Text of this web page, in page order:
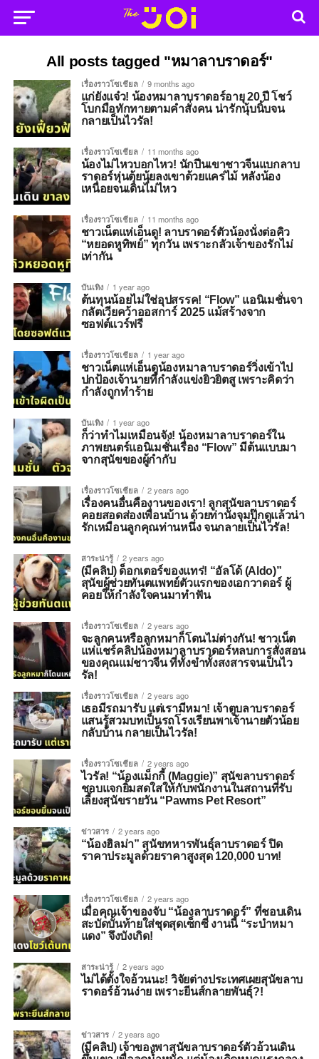
All posts tagged "หมาลาบราดอร์"
เรื่องราวโซเชียล 9 months ago
แก่ยังแจ๋ว! น้องหมาลาบราดอร์อายุ 20 ปี โชว์
โบกมือทักทายตามคำสั่งคน น่ารักนุ้บนิ้บจน
กลายเป็นไวรัล!
เรื่องราวโซเชียล 11 months ago
น้องไม่ไหวบอกไหว! นักปีนเขาชาวจีนแบกลาบ
ราดอร์หุ่นตุ้ยนุ้ยลงเขาด้วยแคร่ไม้ หลังน้อง
เหนื่อยจนเดินไม่ไหว
เรื่องราวโซเชียล 11 months ago
ชาวเน็ตแห่เอ็นดู! ลาบราดอร์ตัวน้องนั่งต่อคิว
“หยอดหูทิพย์” ทุกวัน เพราะกลัวเจ้าของรักไม่
เท่ากัน
บันเทิง 1 year ago
ต้นทุนน้อยไม่ใช่อุปสรรค! “Flow” แอนิเมชั่นจา
กลัตเวียคว้าออสการ์ 2025 แม้สร้างจาก
ซอฟต์แวร์ฟรี
เรื่องราวโซเชียล 1 year ago
ชาวเน็ตแห่เอ็นดูน้องหมาลาบราดอร์วิ่งเข้าไป
ปกป้องเจ้านายที่กำลังแข่งยิวยิตสู เพราะคิดว่า
กำลังถูกทำร้าย
บันเทิง 1 year ago
ก็ว่าทำไมเหมือนจัง! น้องหมาลาบราดอร์ใน
ภาพยนตร์แอนิเมชั่นเรื่อง “Flow” มีต้นแบบมา
จากสุนัขของผู้กำกับ
เรื่องราวโซเชียล 2 years ago
เรื่องคนอื่นคืองานของเรา! ลูกสุนัขลาบราดอร์
คอยสอดส่องเพื่อนบ้าน ด้วยท่านั่งจุมปุ๊กดูแล้วน่า
รักเหมือนลูกคุณท่านหนึ่ง จนกลายเป็นไวรัล!
สาระน่ารู้ 2 years ago
(มีคลิป) ด็อกเตอร์ของแทร่! “อัลโด้ (Aldo)”
สุนัขผู้ช่วยทันตแพทย์ตัวแรกของเอกวาดอร์ ผู้
คอยให้กำลังใจคนมาทำฟัน
เรื่องราวโซเชียล 2 years ago
จะลูกคนหรือลูกหมาก็โดนไม่ต่างกัน! ชาวเน็ต
แห่แชร์คลิปน้องหมาลาบราดอร์หลบการสั่งสอน
ของคุณแม่ชาวจีน ที่ทั้งขำทั้งสงสารจนเป็นไว
รัล!
เรื่องราวโซเชียล 2 years ago
เธอมีรถมารับ แต่เรามีหมา! เจ้าตูบลาบราดอร์
แสนรู้สวมบทเป็นรถโรงเรียนพาเจ้านายตัวน้อย
กลับบ้าน กลายเป็นไวรัล!
เรื่องราวโซเชียล 2 years ago
ไวรัล! “น้องแม็กกี้ (Maggie)” สุนัขลาบราดอร์
ชอบแจกยิ้มสดใสให้กับพนักงานในสถานที่รับ
เลี้ยงสุนัขรายวัน “Pawms Pet Resort”
ข่าวสาร 2 years ago
“น้องฮิลม่า” สุนัขทหารพันธุ์ลาบราดอร์ ปิด
ราคาประมูลด้วยราคาสูงสุด 120,000 บาท!
เรื่องราวโซเชียล 2 years ago
เมื่อคุณเจ้าของจับ “น้องลาบราดอร์” ที่ชอบเดิน
สะบัดบั้นท้ายใส่ชุดสุดเซ็กซี่ งานนี้ “ระบำหมา
แดง” จึงบังเกิด!
สาระน่ารู้ 2 years ago
ไม่ได้ตั้งใจอ้วนนะ! วิจัยต่างประเทศเผยสุนัขลาบ
ราดอร์อ้วนง่าย เพราะยีนส์กลายพันธุ์?!
ข่าวสาร 2 years ago
(มีคลิป) เจ้าของพาสุนัขลาบราดอร์ตัวอ้วนเดิน